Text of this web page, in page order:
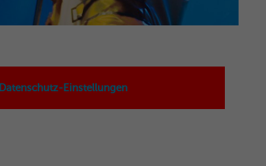
Datenschutz-Einstellungen